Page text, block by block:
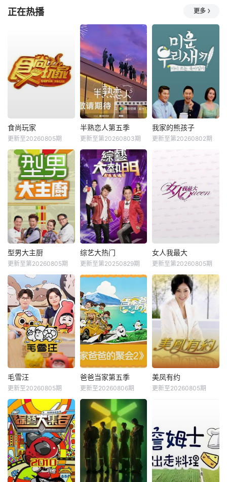
正在热播 更多
食尚玩家
更新至20260805期
半熟恋人第五季
更新至第20260803期
我家的熊孩子
更新至第20260802期
型男大主厨
更新至第20260805期
综艺大热门
更新至第20250829期
女人我最大
更新至第20260805期
毛雪汪
更新至20260805期
爸爸当家第五季
更新至20260806期
美凤有约
更新至20260805期